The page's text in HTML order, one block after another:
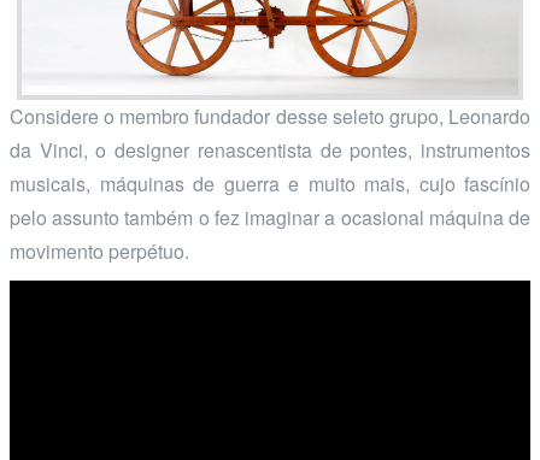
Considere o membro fundador desse seleto grupo, Leonardo
da Vinci, o designer renascentista de pontes, instrumentos
musicais, máquinas de guerra e muito mais, cujo fascínio
pelo assunto também o fez imaginar a ocasional máquina de
movimento perpétuo.